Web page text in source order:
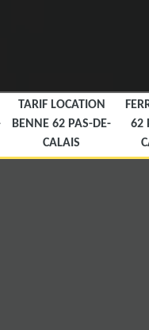
TARIF LOCATION
BENNE 62 PAS-DE-
CALAIS
62